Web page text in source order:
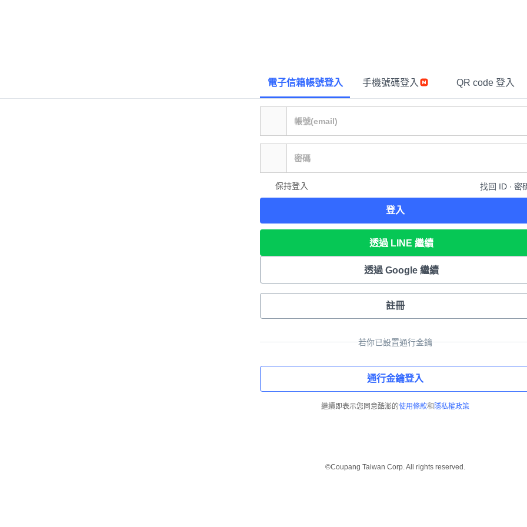
電子信箱帳號登入 手機號碼登入 QR code 登入
保持登入 找回 ID ∙ 密
登入
透過 LINE 繼續
透過 Google 繼續
註冊
若你已設置通行金鑰
通行金鑰登入
繼續即表示您同意酷澎的使用條款和 隱私權政策
©Coupang Taiwan Corp. All rights reserved.